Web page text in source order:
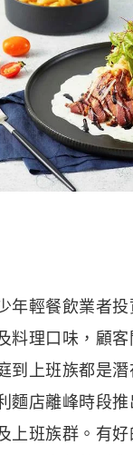
年輕餐飲業者
料理口味，顧
到上班族都是
麵店離峰時段
上班族群。有